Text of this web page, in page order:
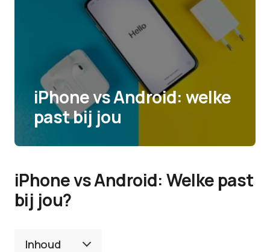
iPhone vs Android: welke
past bij jou
iPhone vs Android: Welke past
bij jou?
Inhoud